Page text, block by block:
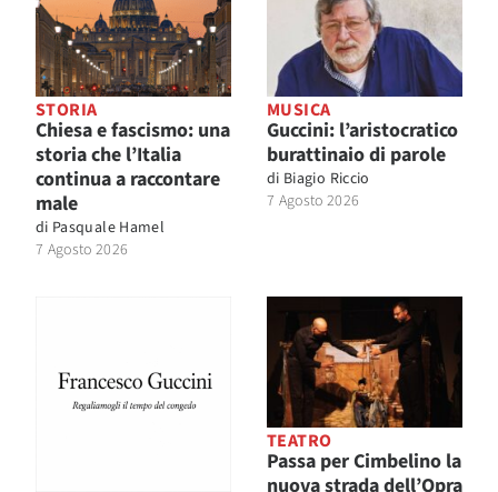
STORIA
Chiesa e fascismo: una
storia che l’Italia
continua a raccontare
male
di Pasquale Hamel
7 Agosto 2026
MUSICA
Guccini: l’aristocratico
burattinaio di parole
di Biagio Riccio
7 Agosto 2026
TEATRO
Passa per Cimbelino la
nuova strada dell’Opra